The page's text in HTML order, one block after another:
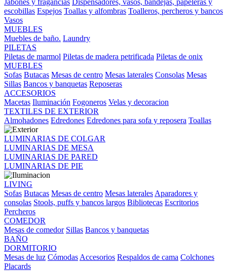
Jabones y fragancias Dispensadores, vasos, bandejas, papeleras y
escobillas Espejos Toallas y alfombras Toalleros, percheros y bancos
Vasos
MUEBLES
Muebles de baño. Laundry
PILETAS
Piletas de marmol Piletas de madera petrificada Piletas de onix
MUEBLES
Sofas Butacas Mesas de centro Mesas laterales Consolas Mesas
Sillas Bancos y banquetas Reposeras
ACCESORIOS
Macetas Iluminación Fogoneros Velas y decoracion
TEXTILES DE EXTERIOR
Almohadones Edredones Edredones para sofa y reposera Toallas
LUMINARIAS DE COLGAR
LUMINARIAS DE MESA
LUMINARIAS DE PARED
LUMINARIAS DE PIE
LIVING
Sofas Butacas Mesas de centro Mesas laterales Aparadores y
consolas Stools, puffs y bancos largos Bibliotecas Escritorios
Percheros
COMEDOR
Mesas de comedor Sillas Bancos y banquetas
BAÑO
DORMITORIO
Mesas de luz Cómodas Accesorios Respaldos de cama Colchones
Placards